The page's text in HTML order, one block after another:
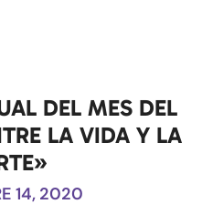
DEL MES DEL
LA VIDA Y LA
14, 2020